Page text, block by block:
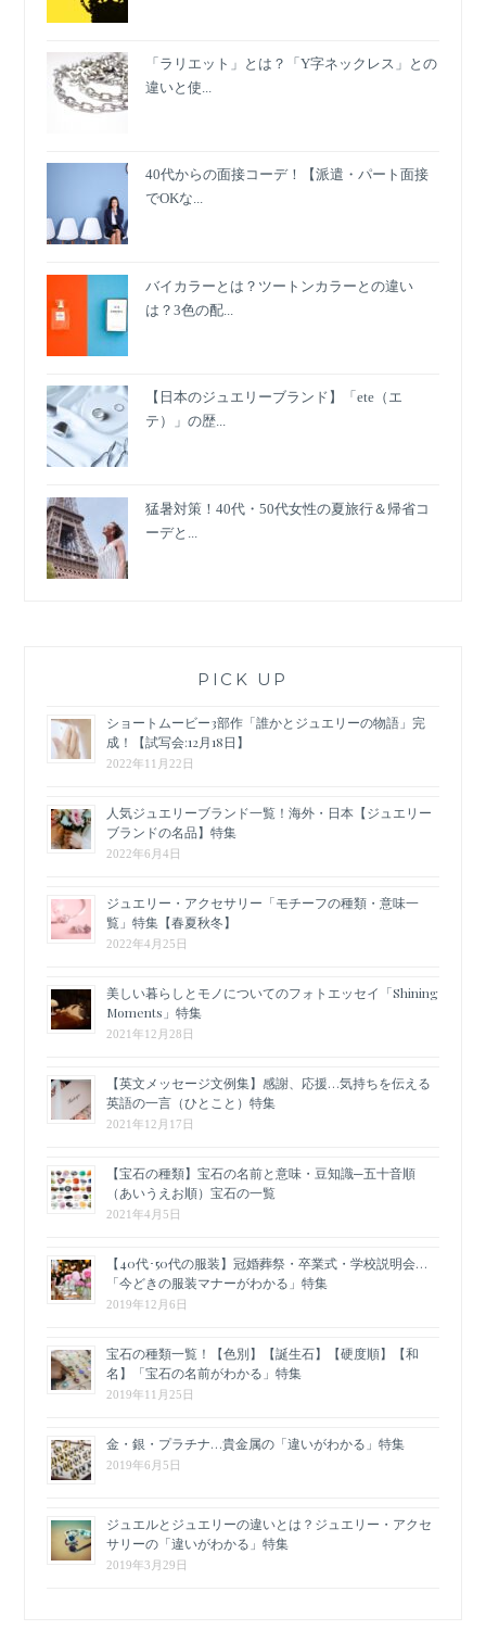
「ラリエット」とは？「Y字ネックレス」との
違いと使...
40代からの面接コーデ！【派遣・パート面接
でOKな...
バイカラーとは？ツートンカラーとの違い
は？3色の配...
【日本のジュエリーブランド】「ete（エ
テ）」の歴...
猛暑対策！40代・50代女性の夏旅行＆帰省コ
ーデと...
PICK UP
ショートムービー3部作「誰かとジュエリーの物語」完
成！【試写会:12月18日】
2022年11月22日
人気ジュエリーブランド一覧！海外・日本【ジュエリー
ブランドの名品】特集
2022年6月4日
ジュエリー・アクセサリー「モチーフの種類・意味一
覧」特集【春夏秋冬】
2022年4月25日
美しい暮らしとモノについてのフォトエッセイ「Shining
Moments」特集
2021年12月28日
【英文メッセージ文例集】感謝、応援…気持ちを伝える
英語の一言（ひとこと）特集
2021年12月17日
【宝石の種類】宝石の名前と意味・豆知識─五十音順
（あいうえお順）宝石の一覧
2021年4月5日
【40代･50代の服装】冠婚葬祭・卒業式・学校説明会…
「今どきの服装マナーがわかる」特集
2019年12月6日
宝石の種類一覧！【色別】【誕生石】【硬度順】【和
名】「宝石の名前がわかる」特集
2019年11月25日
金・銀・プラチナ…貴金属の「違いがわかる」特集
2019年6月5日
ジュエルとジュエリーの違いとは？ジュエリー・アクセ
サリーの「違いがわかる」特集
2019年3月29日